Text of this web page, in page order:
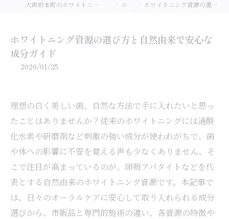
大阪府本町のホワイトニングならWHITEING SHOP 大阪本町店 コラム ホワイトニング資源の選び方と自然由来で安心な成分ガイド
ホワイトニング資源の選び方と自然由来で安心な
成分ガイド
2026/01/25
理想の白く美しい歯、自然な方法で手に入れたいと思っ
たことはありませんか？従来のホワイトニングには過酸
化水素や研磨剤など刺激の強い成分が使われがちで、歯
や体への影響に不安を覚える声も少なくありません。そ
こで注目が高まっているのが、卵殻アパタイトなどを代
表とする自然由来のホワイトニング資源です。本記事で
は、日々のオーラルケアに安心して取り入れられる成分
選びから、市販品と専門的施術の違い、各資源の特徴や